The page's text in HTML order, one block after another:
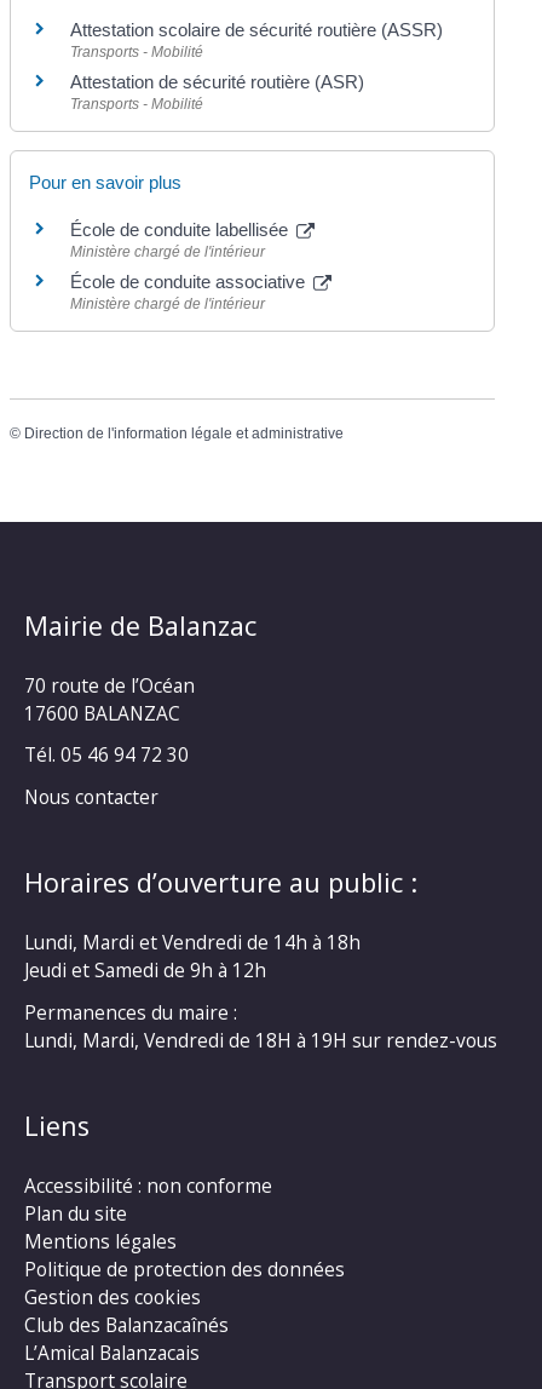
Attestation scolaire de sécurité routière (ASSR)
Transports - Mobilité
Attestation de sécurité routière (ASR)
Transports - Mobilité
Pour en savoir plus
École de conduite labellisée
Ministère chargé de l'intérieur
École de conduite associative
Ministère chargé de l'intérieur
© Direction de l'information légale et administrative
Mairie de Balanzac
70 route de l’Océan
17600 BALANZAC
Tél. 05 46 94 72 30
Nous contacter
Horaires d’ouverture au public :
Lundi, Mardi et Vendredi de 14h à 18h
Jeudi et Samedi de 9h à 12h
Permanences du maire :
Lundi, Mardi, Vendredi de 18H à 19H sur rendez-vous
Liens
Accessibilité : non conforme
Plan du site
Mentions légales
Politique de protection des données
Gestion des cookies
Club des Balanzacaînés
L’Amical Balanzacais
Transport scolaire